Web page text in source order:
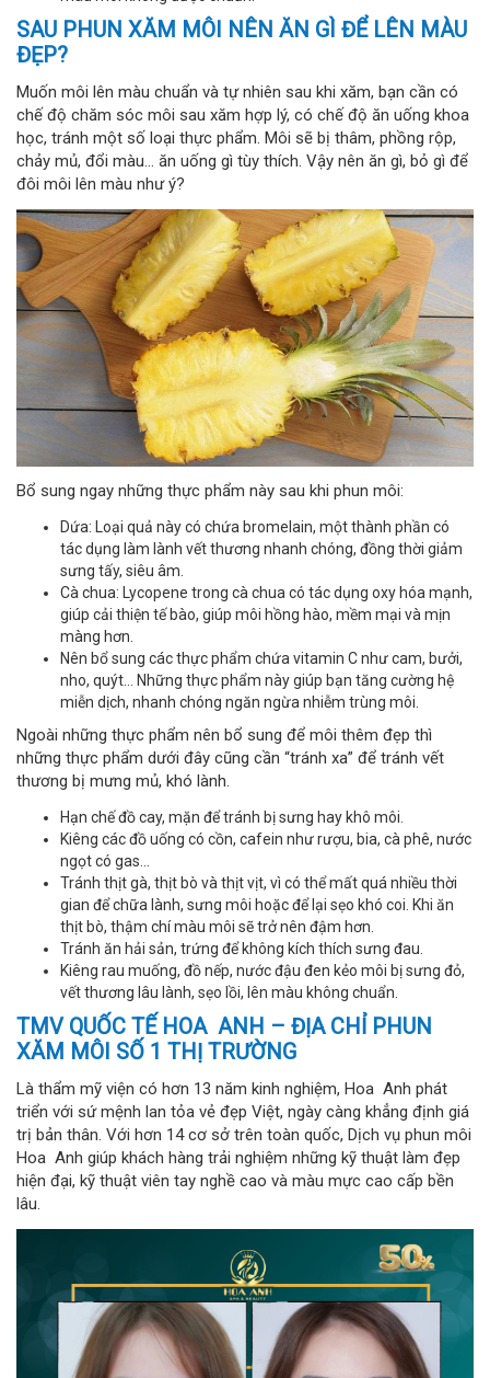
SAU PHUN XĂM MÔI NÊN ĂN GÌ ĐỂ LÊN MÀU
ĐẸP?
Muốn môi lên màu chuẩn và tự nhiên sau khi xăm, bạn cần có
chế độ chăm sóc môi sau xăm hợp lý, có chế độ ăn uống khoa
học, tránh một số loại thực phẩm. Môi sẽ bị thâm, phồng rộp,
chảy mủ, đổi màu… ăn uống gì tùy thích. Vậy nên ăn gì, bỏ gì để
đôi môi lên màu như ý?
Bổ sung ngay những thực phẩm này sau khi phun môi:
Dứa: Loại quả này có chứa bromelain, một thành phần có
tác dụng làm lành vết thương nhanh chóng, đồng thời giảm
sưng tấy, siêu âm.
Cà chua: Lycopene trong cà chua có tác dụng oxy hóa mạnh,
giúp cải thiện tế bào, giúp môi hồng hào, mềm mại và mịn
màng hơn.
Nên bổ sung các thực phẩm chứa vitamin C như cam, bưởi,
nho, quýt… Những thực phẩm này giúp bạn tăng cường hệ
miễn dịch, nhanh chóng ngăn ngừa nhiễm trùng môi.
Ngoài những thực phẩm nên bổ sung để môi thêm đẹp thì
những thực phẩm dưới đây cũng cần “tránh xa” để tránh vết
thương bị mưng mủ, khó lành.
Hạn chế đồ cay, mặn để tránh bị sưng hay khô môi.
Kiêng các đồ uống có cồn, cafein như rượu, bia, cà phê, nước
ngọt có gas…
Tránh thịt gà, thịt bò và thịt vịt, vì có thể mất quá nhiều thời
gian để chữa lành, sưng môi hoặc để lại sẹo khó coi. Khi ăn
thịt bò, thậm chí màu môi sẽ trở nên đậm hơn.
Tránh ăn hải sản, trứng để không kích thích sưng đau.
Kiêng rau muống, đồ nếp, nước đậu đen kẻo môi bị sưng đỏ,
vết thương lâu lành, sẹo lồi, lên màu không chuẩn.
TMV QUỐC TẾ HOA ANH – ĐỊA CHỈ PHUN
XĂM MÔI SỐ 1 THỊ TRƯỜNG
Là thẩm mỹ viện có hơn 13 năm kinh nghiệm, Hoa Anh phát
triển với sứ mệnh lan tỏa vẻ đẹp Việt, ngày càng khẳng định giá
trị bản thân. Với hơn 14 cơ sở trên toàn quốc, Dịch vụ phun môi
Hoa Anh giúp khách hàng trải nghiệm những kỹ thuật làm đẹp
hiện đại, kỹ thuật viên tay nghề cao và màu mực cao cấp bền
lâu.